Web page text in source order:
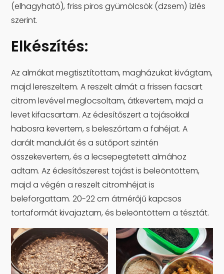
(elhagyható), friss piros gyümölcsök (dzsem) ízlés
szerint.
Elkészítés:
Az almákat megtisztítottam, magházukat kivágtam,
majd lereszeltem. A reszelt almát a frissen facsart
citrom levével meglocsoltam, átkevertem, majd a
levet kifacsartam. Az édesítőszert a tojásokkal
habosra kevertem, s beleszórtam a fahéjat. A
darált mandulát és a sütőport szintén
összekevertem, és a lecsepegtetett almához
adtam. Az édesítőszerest tojást is beleöntöttem,
majd a végén a reszelt citromhéjat is
beleforgattam. 20-22 cm átmérőjű kapcsos
tortaformát kivajaztam, és beleöntöttem a tésztát.